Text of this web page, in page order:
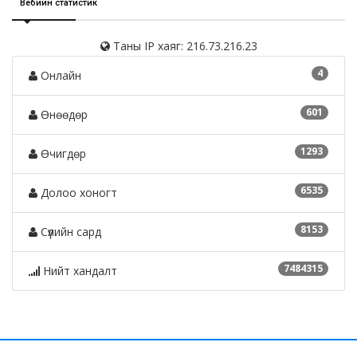
Вебийн статистик
Таны IP хаяг: 216.73.216.23
4
Онлайн
601
Өнөөдөр
1293
Өчигдөр
6535
Долоо хоногт
8153
Сүүлийн сард
7484315
Нийт хандалт